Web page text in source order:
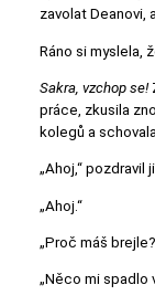
zavolat Deanovi,
Ráno si myslela,
Sakra, vzchop se!
práce, zkusila
kolegů a
„Ahoj,“ pozdravil
„Ahoj.“
„Proč máš
„Něco mi spadlo